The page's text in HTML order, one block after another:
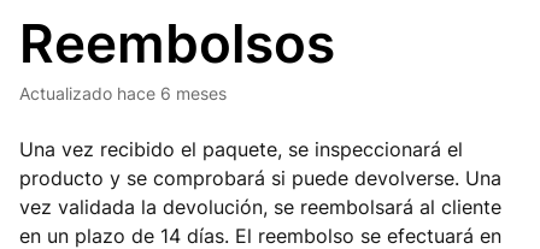
Reembolsos
Actualizado hace 6 meses
Una vez recibido el paquete, se inspeccionará el
producto y se comprobará si puede devolverse. Una
vez validada la devolución, se reembolsará al cliente
en un plazo de 14 días. El reembolso se efectuará en